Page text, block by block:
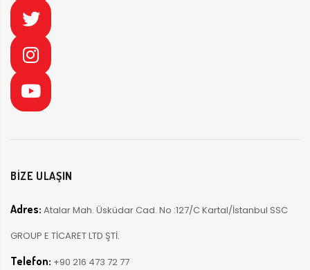
BİZE ULAŞIN
Adres: Atalar Mah. Üsküdar Cad. No :127/C Kartal/İstanbul SSC
GROUP E TİCARET LTD ŞTİ.
Telefon: +90 216 473 72 77